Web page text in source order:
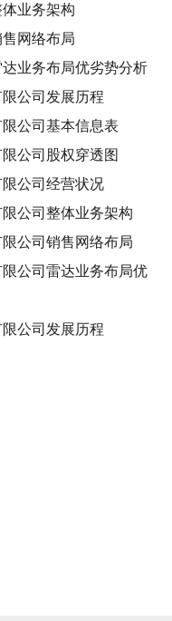
业务架构
网络布局
业务布局优劣势分析
公司发展历程
公司基本信息表
公司股权穿透图
公司经营状况
公司整体业务架构
公司销售网络布局
公司雷达业务布局优
公司发展历程